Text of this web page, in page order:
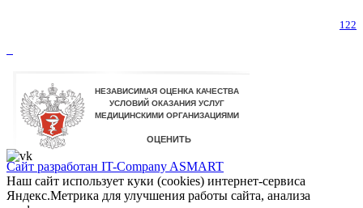
122
Сайт разработан IT-Company ASMART
Наш сайт использует куки (cookies) интернет-сервиса
Яндекс.Метрика для улучшения работы сайта, анализа